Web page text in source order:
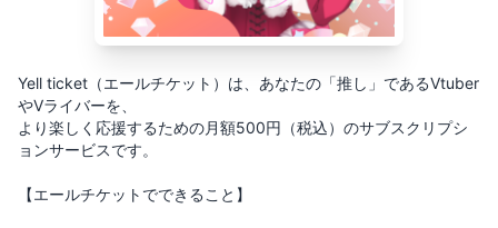
Yell ticket（エールチケット）は、あなたの「推し」であるVtuber
やVライバーを、
より楽しく応援するための月額500円（税込）のサブスクリプシ
ョンサービスです。
【エールチケットでできること】